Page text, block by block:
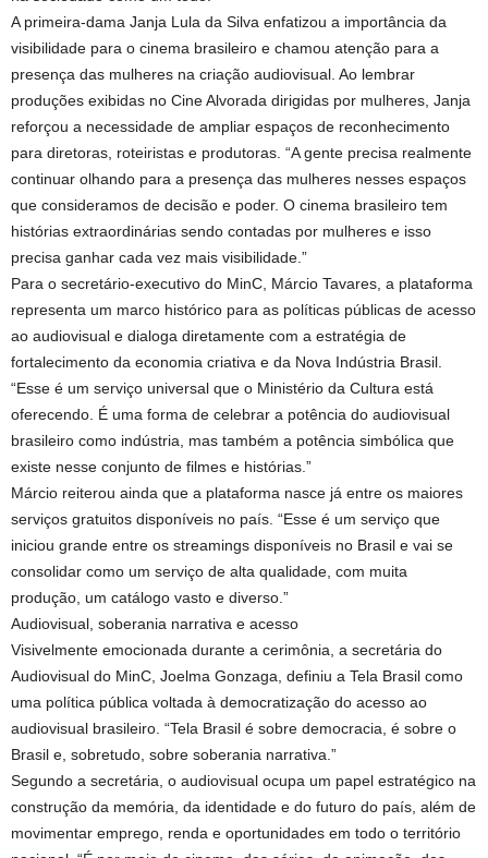
A primeira-dama Janja Lula da Silva enfatizou a importância da
visibilidade para o cinema brasileiro e chamou atenção para a
presença das mulheres na criação audiovisual. Ao lembrar
produções exibidas no Cine Alvorada dirigidas por mulheres, Janja
reforçou a necessidade de ampliar espaços de reconhecimento
para diretoras, roteiristas e produtoras. “A gente precisa realmente
continuar olhando para a presença das mulheres nesses espaços
que consideramos de decisão e poder. O cinema brasileiro tem
histórias extraordinárias sendo contadas por mulheres e isso
precisa ganhar cada vez mais visibilidade.”
Para o secretário-executivo do MinC, Márcio Tavares, a plataforma
representa um marco histórico para as políticas públicas de acesso
ao audiovisual e dialoga diretamente com a estratégia de
fortalecimento da economia criativa e da Nova Indústria Brasil.
“Esse é um serviço universal que o Ministério da Cultura está
oferecendo. É uma forma de celebrar a potência do audiovisual
brasileiro como indústria, mas também a potência simbólica que
existe nesse conjunto de filmes e histórias.”
Márcio reiterou ainda que a plataforma nasce já entre os maiores
serviços gratuitos disponíveis no país. “Esse é um serviço que
iniciou grande entre os streamings disponíveis no Brasil e vai se
consolidar como um serviço de alta qualidade, com muita
produção, um catálogo vasto e diverso.”
Audiovisual, soberania narrativa e acesso
Visivelmente emocionada durante a cerimônia, a secretária do
Audiovisual do MinC, Joelma Gonzaga, definiu a Tela Brasil como
uma política pública voltada à democratização do acesso ao
audiovisual brasileiro. “Tela Brasil é sobre democracia, é sobre o
Brasil e, sobretudo, sobre soberania narrativa.”
Segundo a secretária, o audiovisual ocupa um papel estratégico na
construção da memória, da identidade e do futuro do país, além de
movimentar emprego, renda e oportunidades em todo o território